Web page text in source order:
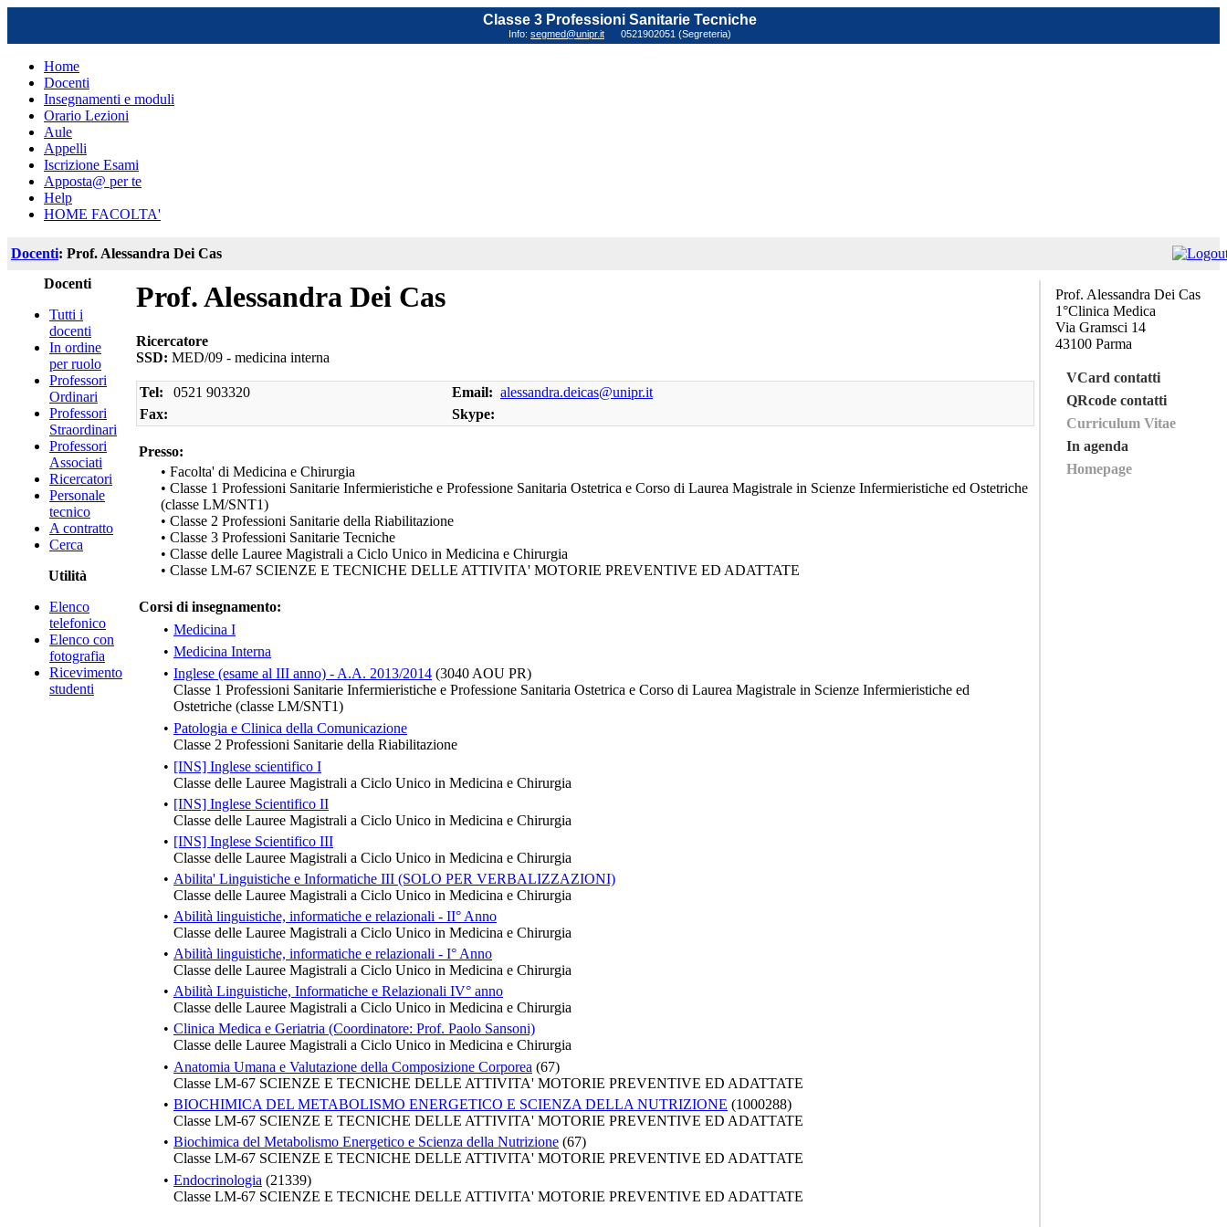
Classe 3 Professioni Sanitarie Tecniche
Info: segmed@unipr.it 0521902051 (Segreteria)
Home
Docenti
Insegnamenti e moduli
Orario Lezioni
Aule
Appelli
Iscrizione Esami
Apposta@ per te
Help
HOME FACOLTA'
Docenti: Prof. Alessandra Dei Cas
Docenti
Tutti i
docenti
In ordine
per ruolo
Professori
Ordinari
Professori
Straordinari
Professori
Associati
Ricercatori
Personale
tecnico
A contratto
Cerca
Utilità
Elenco
telefonico
Elenco con
fotografia
Ricevimento
studenti
Prof. Alessandra Dei Cas
Ricercatore
SSD: MED/09 - medicina interna
Tel: 0521 903320 Email: alessandra.deicas@unipr.it
Fax:
Skype:
Presso:
• Facolta' di Medicina e Chirurgia
• Classe 1 Professioni Sanitarie Infermieristiche e Professione Sanitaria Ostetrica e Corso di Laurea Magistrale in Scienze Infermieristiche ed Ostetriche
(classe LM/SNT1)
• Classe 2 Professioni Sanitarie della Riabilitazione
• Classe 3 Professioni Sanitarie Tecniche
• Classe delle Lauree Magistrali a Ciclo Unico in Medicina e Chirurgia
• Classe LM-67 SCIENZE E TECNICHE DELLE ATTIVITA' MOTORIE PREVENTIVE ED ADATTATE
Corsi di insegnamento:
• Medicina I
• Medicina Interna
• Inglese (esame al III anno) - A.A. 2013/2014 (3040 AOU PR)
Classe 1 Professioni Sanitarie Infermieristiche e Professione Sanitaria Ostetrica e Corso di Laurea Magistrale in Scienze Infermieristiche ed
Ostetriche (classe LM/SNT1)
• Patologia e Clinica della Comunicazione
Classe 2 Professioni Sanitarie della Riabilitazione
• [INS] Inglese scientifico I
Classe delle Lauree Magistrali a Ciclo Unico in Medicina e Chirurgia
• [INS] Inglese Scientifico II
Classe delle Lauree Magistrali a Ciclo Unico in Medicina e Chirurgia
• [INS] Inglese Scientifico III
Classe delle Lauree Magistrali a Ciclo Unico in Medicina e Chirurgia
• Abilita' Linguistiche e Informatiche III (SOLO PER VERBALIZZAZIONI)
Classe delle Lauree Magistrali a Ciclo Unico in Medicina e Chirurgia
• Abilità linguistiche, informatiche e relazionali - II° Anno
Classe delle Lauree Magistrali a Ciclo Unico in Medicina e Chirurgia
• Abilità linguistiche, informatiche e relazionali - I° Anno
Classe delle Lauree Magistrali a Ciclo Unico in Medicina e Chirurgia
• Abilità Linguistiche, Informatiche e Relazionali IV° anno
Classe delle Lauree Magistrali a Ciclo Unico in Medicina e Chirurgia
• Clinica Medica e Geriatria (Coordinatore: Prof. Paolo Sansoni)
Classe delle Lauree Magistrali a Ciclo Unico in Medicina e Chirurgia
• Anatomia Umana e Valutazione della Composizione Corporea (67)
Classe LM-67 SCIENZE E TECNICHE DELLE ATTIVITA' MOTORIE PREVENTIVE ED ADATTATE
• BIOCHIMICA DEL METABOLISMO ENERGETICO E SCIENZA DELLA NUTRIZIONE (1000288)
Classe LM-67 SCIENZE E TECNICHE DELLE ATTIVITA' MOTORIE PREVENTIVE ED ADATTATE
• Biochimica del Metabolismo Energetico e Scienza della Nutrizione (67)
Classe LM-67 SCIENZE E TECNICHE DELLE ATTIVITA' MOTORIE PREVENTIVE ED ADATTATE
• Endocrinologia (21339)
Classe LM-67 SCIENZE E TECNICHE DELLE ATTIVITA' MOTORIE PREVENTIVE ED ADATTATE
Prof. Alessandra Dei Cas
1°Clinica Medica
Via Gramsci 14
43100 Parma
VCard contatti
QRcode contatti
Curriculum Vitae
In agenda
Homepage